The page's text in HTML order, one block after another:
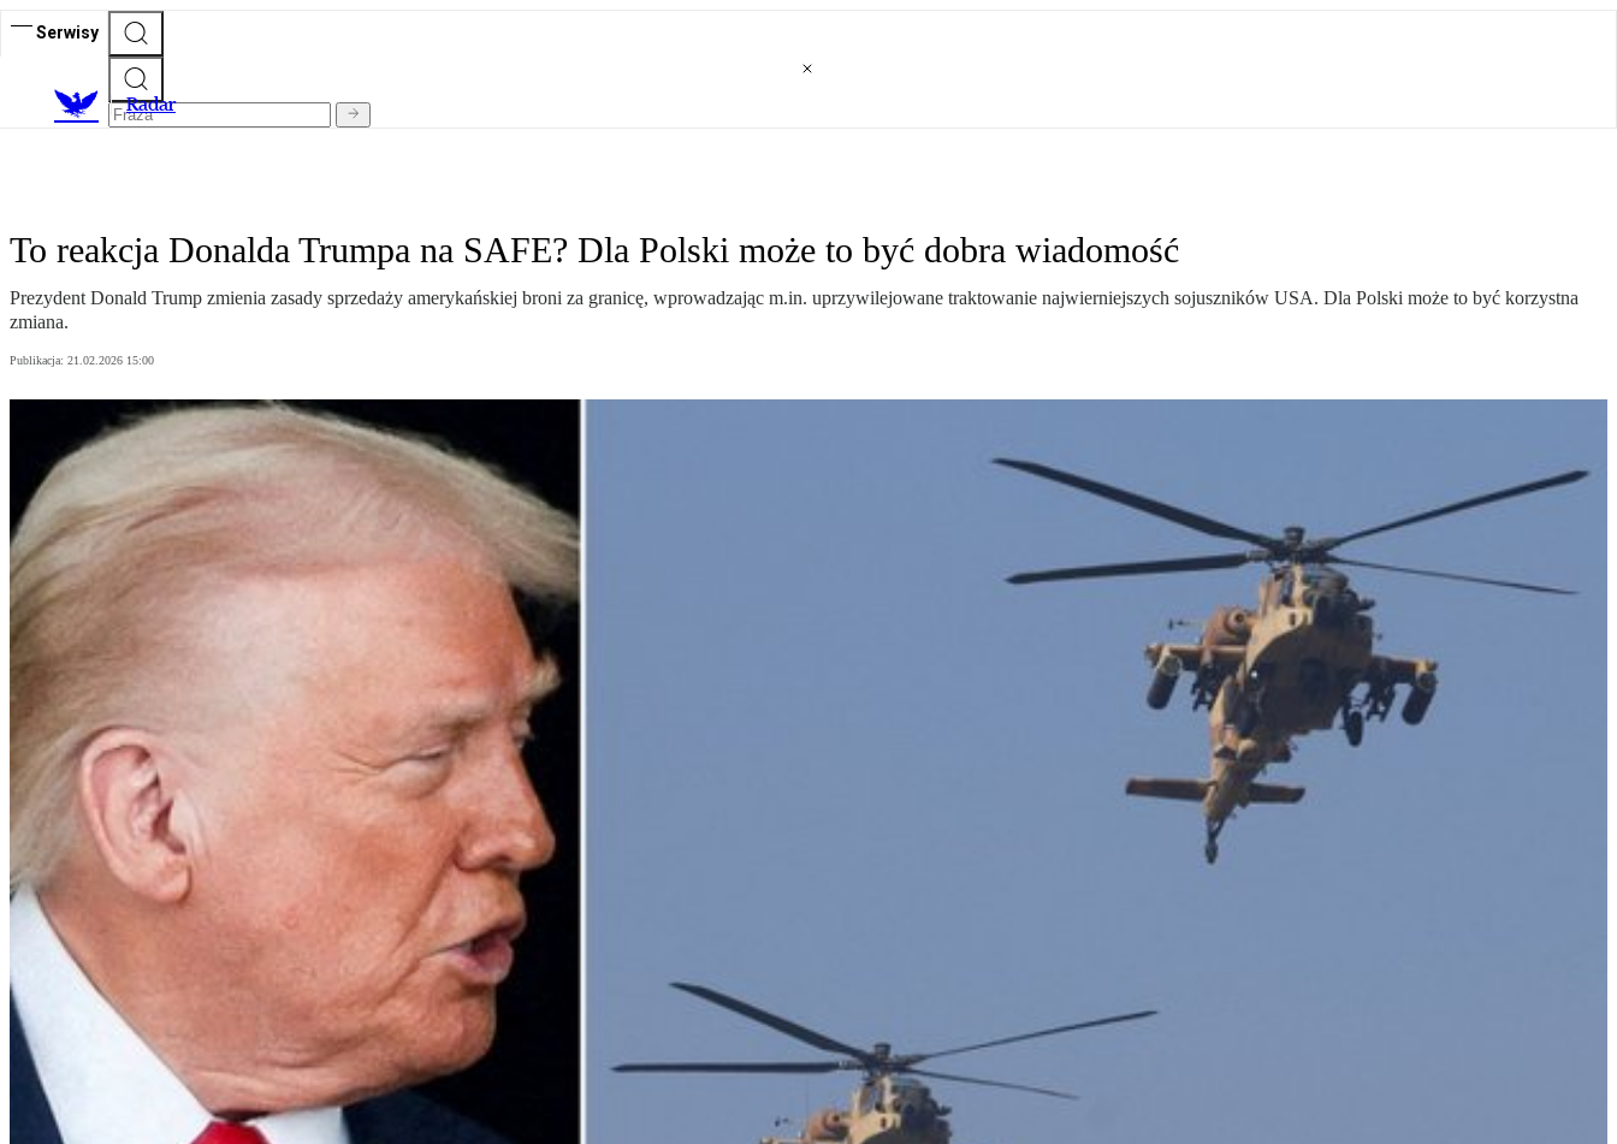
Serwisy
Radar
To reakcja Donalda Trumpa na SAFE? Dla Polski może to być dobra wiadomość
Prezydent Donald Trump zmienia zasady sprzedaży amerykańskiej broni za granicę, wprowadzając m.in. uprzywilejowane traktowanie najwierniejszych sojuszników USA. Dla Polski może to być korzystna
zmiana.
Publikacja: 21.02.2026 15:00